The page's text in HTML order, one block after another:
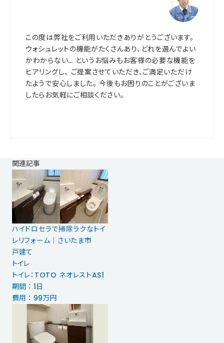
この度は弊社をご利用いただきありがとうございます。
ウォシュレットの機能がたくさんあり、どれを選んでよい
かわからない… というお悩みもお客様の必要な機能を
ヒアリングし、 ご提案させていただき、ご満足いただけ
たようで安心しました。 今後もお困りのことがございま
したらお気軽にご相談ください。
関連記事
ハイドロセラで掃除ラクなトイ
レリフォーム｜さいたま市
戸建て
トイレ
トイレ：TOTO ネオレストAS1
期間 ： 1日
費用 ： 99万円